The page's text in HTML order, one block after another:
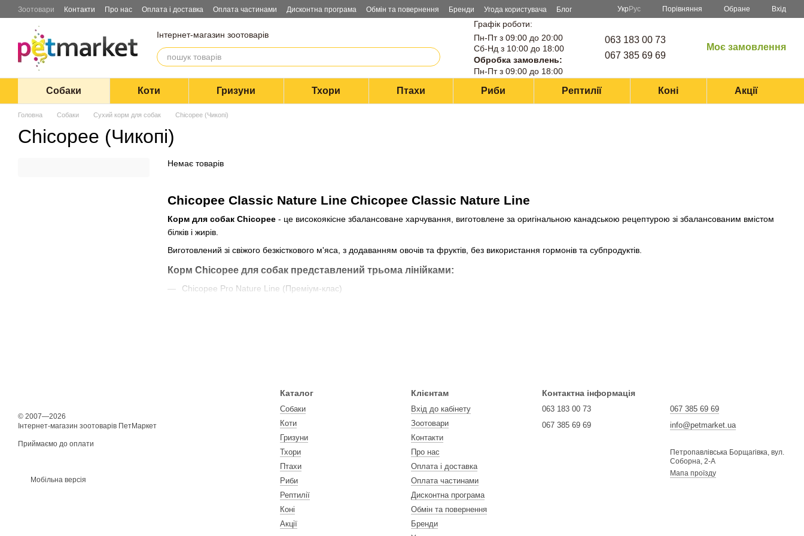
Перейти до основного контенту
Зоотовари Контакти Про нас Оплата і доставка Оплата частинами Дисконтна програма Обмін та повернення Бренди Угода користувача Блог Укр Рус Порівняння Обране Вхід
Інтернет-магазин зоотоварів
Графік роботи:
Пн-Пт з 09:00 до 20:00
Сб-Нд з 10:00 до 18:00
Обробка замовлень:
Пн-Пт з 09:00 до 18:00
063 183 00 73
067 385 69 69
Моє замовлення
Собаки Коти Гризуни Тхори Птахи Риби Рептилії Коні Акції
Головна Собаки Сухий корм для собак Chicopee (Чикопі)
Chicopee (Чикопі)
Chicopee Classic Nature Line Chicopee Classic Nature Line
Корм для собак Chicopee - це високоякісне збалансоване харчування, виготовлене за оригінальною канадською рецептурою зі збалансованим вмістом
білків і жирів.
Виготовлений зі свіжого безкісткового м'яса, з додаванням овочів та фруктів, без використання гормонів та субпродуктів.
Корм Chicopee для собак представлений трьома лінійками:
Chicopee Pro Nature Line (Преміум-клас)
Немає товарів
© 2007—2026
Інтернет-магазин зоотоварів ПетМаркет
Приймаємо до оплати
Мобільна версія
Каталог
Собаки
Коти
Гризуни
Тхори
Птахи
Риби
Рептилії
Коні
Акції
Клієнтам
Вхід до кабінету
Зоотовари
Контакти
Про нас
Оплата і доставка
Оплата частинами
Дисконтна програма
Обмін та повернення
Бренди
Контактна інформація
063 183 00 73
067 385 69 69
067 385 69 69
info@petmarket.ua
Петропавлівська Борщагівка, вул.
Соборна, 2-А
Мапа проїзду